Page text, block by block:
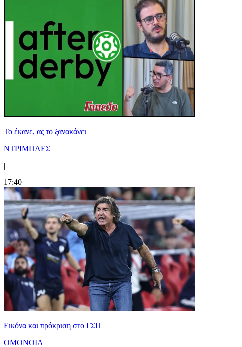
Το έκανε, ας το ξανακάνει
ΝΤΡΙΜΠΛΕΣ
|
17:40
Εικόνα και πρόκριση στο ΓΣΠ
ΟΜΟΝΟΙΑ